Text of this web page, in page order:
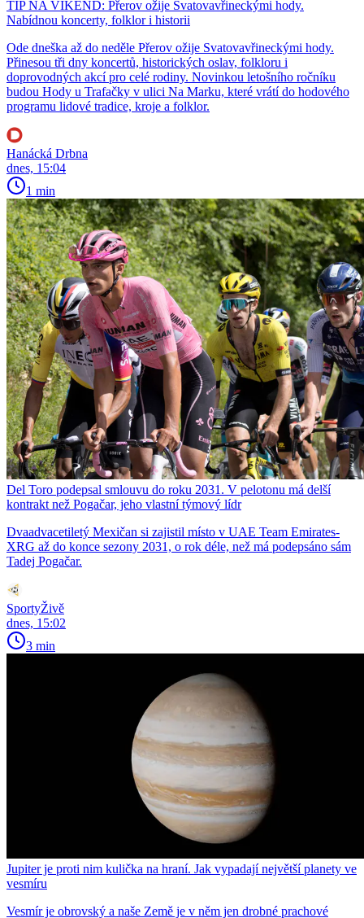
TIP NA VÍKEND: Přerov ožije Svatovavřineckými hody.
Nabídnou koncerty, folklor i historii
Ode dneška až do neděle Přerov ožije Svatovavřineckými hody.
Přinesou tři dny koncertů, historických oslav, folkloru i
doprovodných akcí pro celé rodiny. Novinkou letošního ročníku
budou Hody u Trafačky v ulici Na Marku, které vrátí do hodového
programu lidové tradice, kroje a folklor.
Hanácká Drbna
dnes, 15:04
1 min
Del Toro podepsal smlouvu do roku 2031. V pelotonu má delší
kontrakt než Pogačar, jeho vlastní týmový lídr
Dvaadvacetiletý Mexičan si zajistil místo v UAE Team Emirates-
XRG až do konce sezony 2031, o rok déle, než má podepsáno sám
Tadej Pogačar.
SportyŽivě
dnes, 15:02
3 min
Jupiter je proti nim kulička na hraní. Jak vypadají největší planety ve
vesmíru
Vesmír je obrovský a naše Země je v něm jen drobné prachové